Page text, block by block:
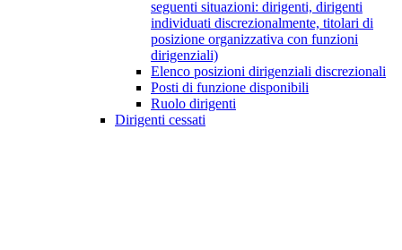
seguenti situazioni: dirigenti, dirigenti
individuati discrezionalmente, titolari di
posizione organizzativa con funzioni
dirigenziali)
Elenco posizioni dirigenziali discrezionali
Posti di funzione disponibili
Ruolo dirigenti
Dirigenti cessati